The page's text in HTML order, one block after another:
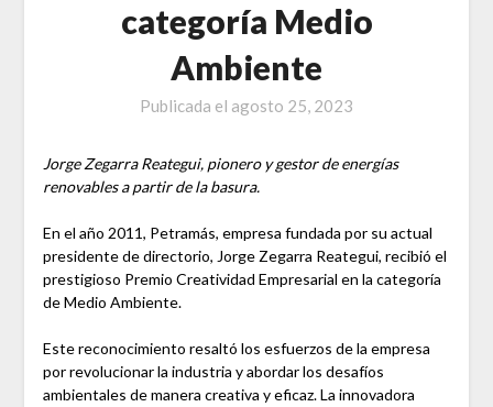
categoría Medio
Ambiente
Publicada el agosto 25, 2023
Jorge Zegarra Reategui, pionero y gestor de energías
renovables a partir de la basura.
En el año 2011, Petramás, empresa fundada por su actual
presidente de directorio, Jorge Zegarra Reategui, recibió el
prestigioso Premio Creatividad Empresarial en la categoría
de Medio Ambiente.
Este reconocimiento resaltó los esfuerzos de la empresa
por revolucionar la industria y abordar los desafíos
ambientales de manera creativa y eficaz. La innovadora